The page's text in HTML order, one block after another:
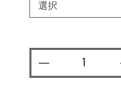
選択